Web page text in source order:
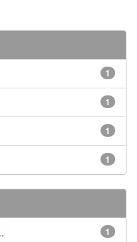
1
1
1
1
1